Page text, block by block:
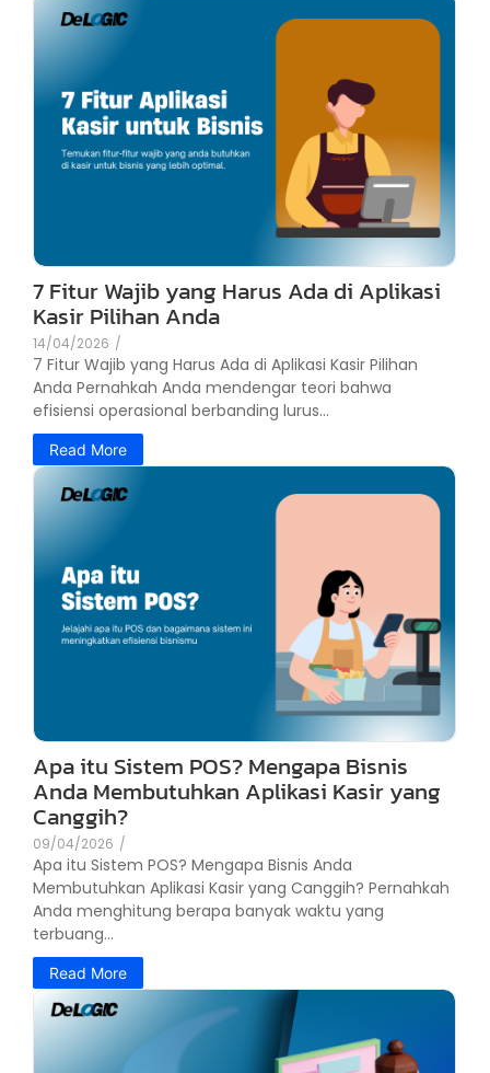
7 Fitur Wajib yang Harus Ada di Aplikasi
Kasir Pilihan Anda
14/04/2026 /
7 Fitur Wajib yang Harus Ada di Aplikasi Kasir Pilihan
Anda Pernahkah Anda mendengar teori bahwa
efisiensi operasional berbanding lurus...
Read More
Apa itu Sistem POS? Mengapa Bisnis
Anda Membutuhkan Aplikasi Kasir yang
Canggih?
09/04/2026 /
Apa itu Sistem POS? Mengapa Bisnis Anda
Membutuhkan Aplikasi Kasir yang Canggih? Pernahkah
Anda menghitung berapa banyak waktu yang
terbuang...
Read More